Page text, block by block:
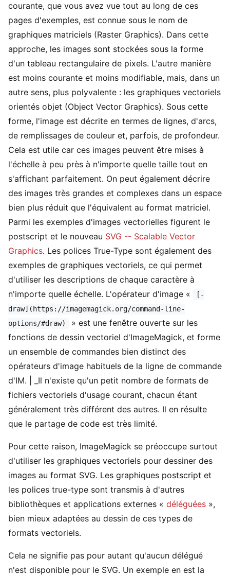
courante, que vous avez vue tout au long de ces
pages d'exemples, est connue sous le nom de
graphiques matriciels (Raster Graphics). Dans cette
approche, les images sont stockées sous la forme
d'un tableau rectangulaire de pixels. L'autre manière
est moins courante et moins modifiable, mais, dans un
autre sens, plus polyvalente : les graphiques vectoriels
orientés objet (Object Vector Graphics). Sous cette
forme, l'image est décrite en termes de lignes, d'arcs,
de remplissages de couleur et, parfois, de profondeur.
Cela est utile car ces images peuvent être mises à
l'échelle à peu près à n'importe quelle taille tout en
s'affichant parfaitement. On peut également décrire
des images très grandes et complexes dans un espace
bien plus réduit que l'équivalent au format matriciel.
Parmi les exemples d'images vectorielles figurent le
postscript et le nouveau SVG -- Scalable Vector
Graphics. Les polices True-Type sont également des
exemples de graphiques vectoriels, ce qui permet
d'utiliser les descriptions de chaque caractère à
n'importe quelle échelle. L'opérateur d'image «
[-
draw](https://imagemagick.org/command-line-
options/#draw)
» est une fenêtre ouverte sur les
fonctions de dessin vectoriel d'ImageMagick, et forme
un ensemble de commandes bien distinct des
opérateurs d'image habituels de la ligne de commande
d'IM. | _Il n'existe qu'un petit nombre de formats de
fichiers vectoriels d'usage courant, chacun étant
généralement très différent des autres. Il en résulte
que le partage de code est très limité.
Pour cette raison, ImageMagick se préoccupe surtout
d'utiliser les graphiques vectoriels pour dessiner des
images au format SVG. Les graphiques postscript et
les polices true-type sont transmis à d'autres
bibliothèques et applications externes « déléguées »,
bien mieux adaptées au dessin de ces types de
formats vectoriels.
Cela ne signifie pas pour autant qu'aucun délégué
n'est disponible pour le SVG. Un exemple en est la